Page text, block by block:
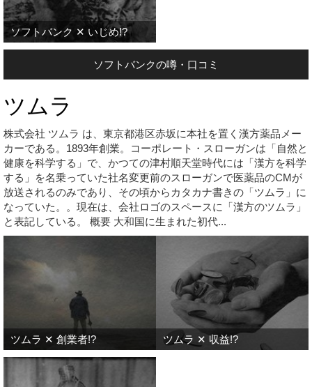
ソフトバンク ✕ いじめ!?
ソフトバンクの噂・口コミ
ツムラ
株式会社 ツムラ は、東京都港区赤坂に本社を置く漢方薬品メー
カーである。1893年創業。コーポレート・スローガンは「自然と
健康を科学する」で、かつての津村順天堂時代には「漢方を科学
する」を名乗っていた社名変更前のスローガンで医薬品のCMが
放送されるのみであり、その頃からカタカナ書きの「ツムラ」に
なっていた。。現在は、会社ロゴのスペースに「漢方のツムラ」
と表記している。 概要 大和国に生まれた初代...
ツムラ ✕ 創業者!? ツムラ ✕ 収益!?